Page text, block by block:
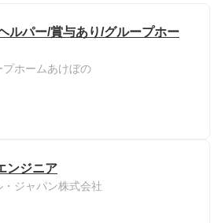
ルパー/賞与あり/グループホー
ホームあけぼの
ンジニア
ジャパン株式会社